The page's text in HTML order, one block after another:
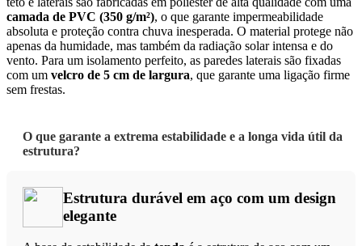
camada de PVC (350 g/m²), o que garante impermeabilidade
absoluta e proteção contra chuva inesperada. O material protege não
apenas da humidade, mas também da radiação solar intensa e do
vento. Para um isolamento perfeito, as paredes laterais são fixadas
com um velcro de 5 cm de largura, que garante uma ligação firme
sem frestas.
O que garante a extrema estabilidade e a longa vida útil da
estrutura?
Estrutura durável em aço com um design
elegante